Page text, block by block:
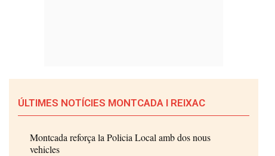
ÚLTIMES NOTÍCIES MONTCADA I REIXAC
Montcada reforça la Policia Local amb dos nous
vehicles